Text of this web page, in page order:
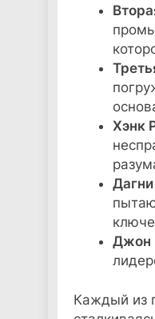
Хэнк
Дагни
Джон
Каждый из